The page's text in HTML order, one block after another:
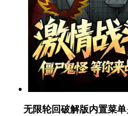
无限轮回破解版内置菜单